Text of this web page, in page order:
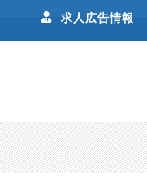
求人広告情報